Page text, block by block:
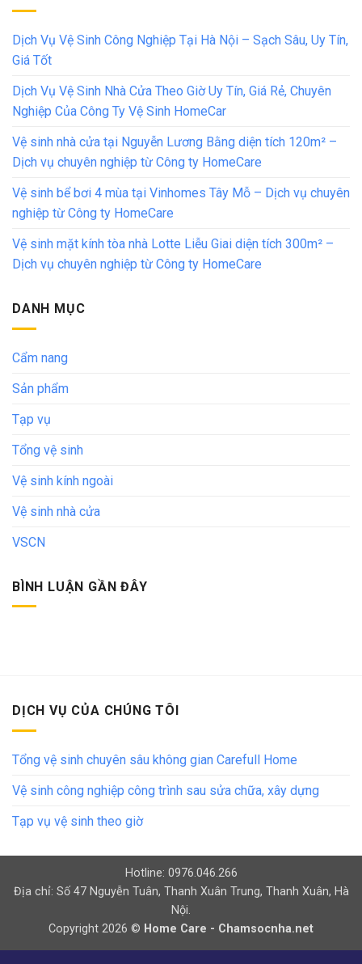
Dịch Vụ Vệ Sinh Công Nghiệp Tại Hà Nội – Sạch Sâu, Uy Tín,
Giá Tốt
Dịch Vụ Vệ Sinh Nhà Cửa Theo Giờ Uy Tín, Giá Rẻ, Chuyên
Nghiệp Của Công Ty Vệ Sinh HomeCar
Vệ sinh nhà cửa tại Nguyễn Lương Bằng diện tích 120m² –
Dịch vụ chuyên nghiệp từ Công ty HomeCare
Vệ sinh bể bơi 4 mùa tại Vinhomes Tây Mỗ – Dịch vụ chuyên
nghiệp từ Công ty HomeCare
Vệ sinh mặt kính tòa nhà Lotte Liễu Giai diện tích 300m² –
Dịch vụ chuyên nghiệp từ Công ty HomeCare
DANH MỤC
Cẩm nang
Sản phẩm
Tạp vụ
Tổng vệ sinh
Vệ sinh kính ngoài
Vệ sinh nhà cửa
VSCN
BÌNH LUẬN GẦN ĐÂY
DỊCH VỤ CỦA CHÚNG TÔI
Tổng vệ sinh chuyên sâu không gian Carefull Home
Vệ sinh công nghiệp công trình sau sửa chữa, xây dựng
Tạp vụ vệ sinh theo giờ
Hotline: 0976.046.266
Địa chỉ: Số 47 Nguyễn Tuân, Thanh Xuân Trung, Thanh Xuân, Hà
Nội.
Copyright 2026 © Home Care - Chamsocnha.net